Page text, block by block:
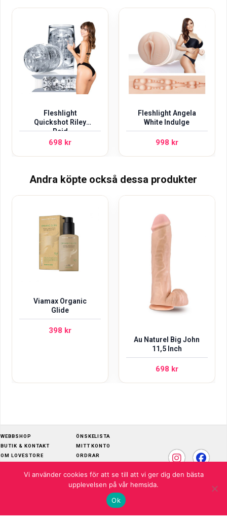
Fleshlight
Quickshot Riley
Reid
698 kr
Fleshlight Angela
White Indulge
998 kr
Andra köpte också dessa produkter
Viamax Organic
Glide
398 kr
Au Naturel Big John
11,5 Inch
698 kr
WEBBSHOP
BUTIK & KONTAKT
OM LOVESTORE
KÖPVILLKOR
ÖNSKELISTA
MITT KONTO
ORDRAR
KONTOUPPGIFTER
Vi använder cookies för att se till att vi ger dig den bästa
upplevelsen på vår hemsida.
Ok